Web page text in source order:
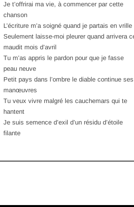
Je t’offrirai ma vie, à commencer par cette
chanson
L’écriture m’a soigné quand je partais en vrille
Seulement laisse-moi pleurer quand arrivera
maudit mois d’avril
Tu m’as appris le pardon pour que je fasse
peau neuve
Petit pays dans l’ombre le diable continue ses
manœuvres
Tu veux vivre malgré les cauchemars qui te
hantent
Je suis semence d’exil d’un résidu d’étoile
filante